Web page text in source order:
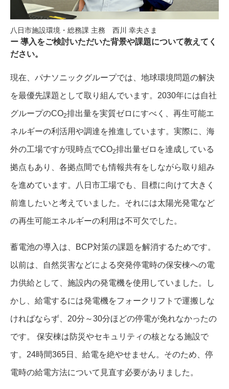
導入をご検討いただいた背景や課題について教えてく
ださい。
現在、パナソニックグループでは、地球環境問題の解決
を最優先課題として取り組んでいます。2030年には自社
グループのCO2排出量を実質ゼロにすべく、再生可能エ
ネルギーの利活用や調達を推進しています。実際に、海
外の工場ですが現時点でCO2排出量ゼロを達成している
拠点もあり、各拠点間でも情報共有をしながら取り組み
を進めています。八日市工場でも、目標に向けて大きく
前進したいと考えていました。それには太陽光発電など
の再生可能エネルギーの利用は不可欠でした。
八日市施設環境・総務課 主務 西川 幸夫さま
蓄電池の導入は、BCP対策の課題を解消するためです。
以前は、自然災害などによる突発停電時の保安棟への電
力供給として、施設内の発電機を使用していました。し
かし、給電するには発電機をフォークリフトで運搬しな
ければならず、20分～30分ほどの停電が免れなかったの
です。 保安棟は防災やセキュリティの核となる施設で
す。24時間365日、給電を絶やせません。そのため、停
電時の給電方法について見直す必要がありました。